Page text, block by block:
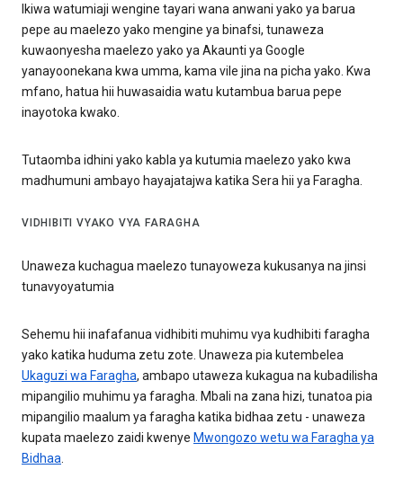
Ikiwa watumiaji wengine tayari wana anwani yako ya barua
pepe au maelezo yako mengine ya binafsi, tunaweza
kuwaonyesha maelezo yako ya Akaunti ya Google
yanayoonekana kwa umma, kama vile jina na picha yako. Kwa
mfano, hatua hii huwasaidia watu kutambua barua pepe
inayotoka kwako.
Tutaomba idhini yako kabla ya kutumia maelezo yako kwa
madhumuni ambayo hayajatajwa katika Sera hii ya Faragha.
VIDHIBITI VYAKO VYA FARAGHA
Unaweza kuchagua maelezo tunayoweza kukusanya na jinsi
tunavyoyatumia
Sehemu hii inafafanua vidhibiti muhimu vya kudhibiti faragha
yako katika huduma zetu zote. Unaweza pia kutembelea
Ukaguzi wa Faragha, ambapo utaweza kukagua na kubadilisha
mipangilio muhimu ya faragha. Mbali na zana hizi, tunatoa pia
mipangilio maalum ya faragha katika bidhaa zetu - unaweza
kupata maelezo zaidi kwenye Mwongozo wetu wa Faragha ya
Bidhaa